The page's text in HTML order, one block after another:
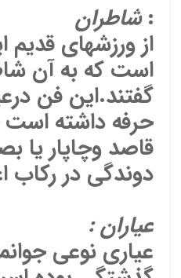
: شاطران
از ورزشهای قدیم
است که به آن
گفتند.این فن
حرفه داشته
قاصد وچاپار یا
دوندگی در رکاب
عیاران :
عیاری نوعی